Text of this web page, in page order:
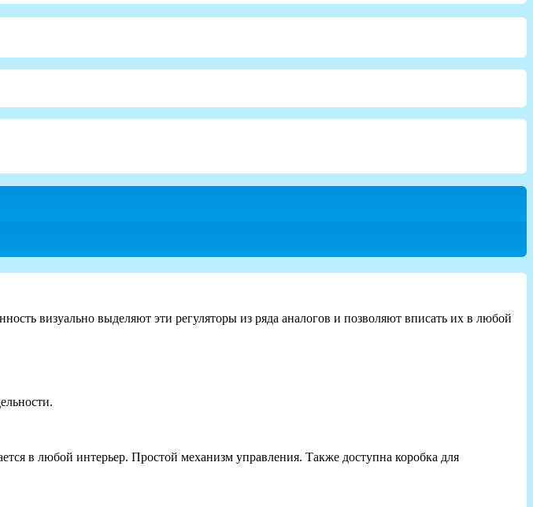
визуально выделяют эти регуляторы из ряда аналогов и позволяют вписать их в любой
в любой интерьер. Простой механизм управления. Также доступна коробка для